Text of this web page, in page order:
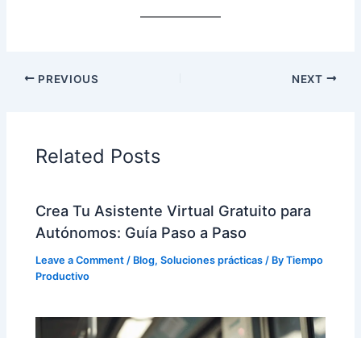
PREVIOUS NEXT
Related Posts
Crea Tu Asistente Virtual Gratuito para
Autónomos: Guía Paso a Paso
Leave a Comment / Blog,Soluciones prácticas / ByTiempo
Productivo